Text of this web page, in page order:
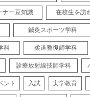
ナー豆知識 在校生を訪
鍼灸スポーツ学科
科 柔道整復師学科
診療放射線技師学科
ント 入試 実学教育